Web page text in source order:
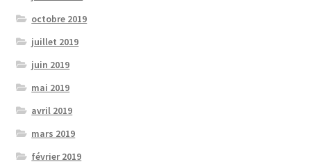
octobre 2019
juillet 2019
juin 2019
mai 2019
avril 2019
mars 2019
février 2019